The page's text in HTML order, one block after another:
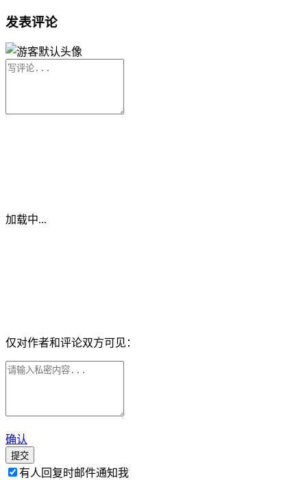
发表评论
加载中...
仅对作者和评论双方可见：
确认
提交
有人回复时邮件通知我